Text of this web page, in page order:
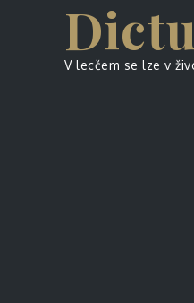
V lecčem se lze v